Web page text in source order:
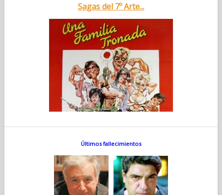
Sagas del 7º Arte...
Últimos fallecimientos